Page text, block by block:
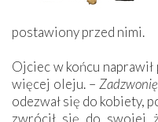
postawiony przed nimi.
Ojciec w końcu
więcej oleju. –
odezwał się do kobiety,
zwrócił się do swojej